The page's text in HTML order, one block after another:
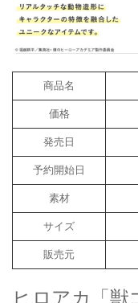
商品名
価格
発売日
予約開始日
素材
サイズ
販売元
ヒロアカ「